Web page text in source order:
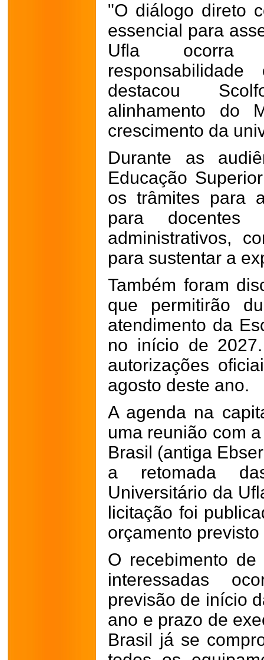
"O diálogo direto
essencial para
Ufla ocorra
destacou
alinhamento do
crescimento da
Durante as
Educação
os trâmites para
para
administrativos,
para sustentar a
Também foram
que permitirão
atendimento da
no início de
autorizações
agosto deste ano.
A agenda na
uma reunião com
Brasil (antiga
a retomada
Universitário da
licitação foi
orçamento
O recebimento
interessadas
previsão de início
ano e prazo de
Brasil já se